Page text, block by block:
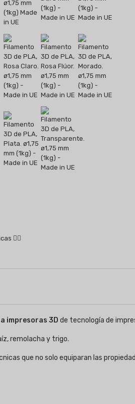
👇🏻
impresoras 3D de tecnología de
remolacha y trigo.
que no solo equiparan las